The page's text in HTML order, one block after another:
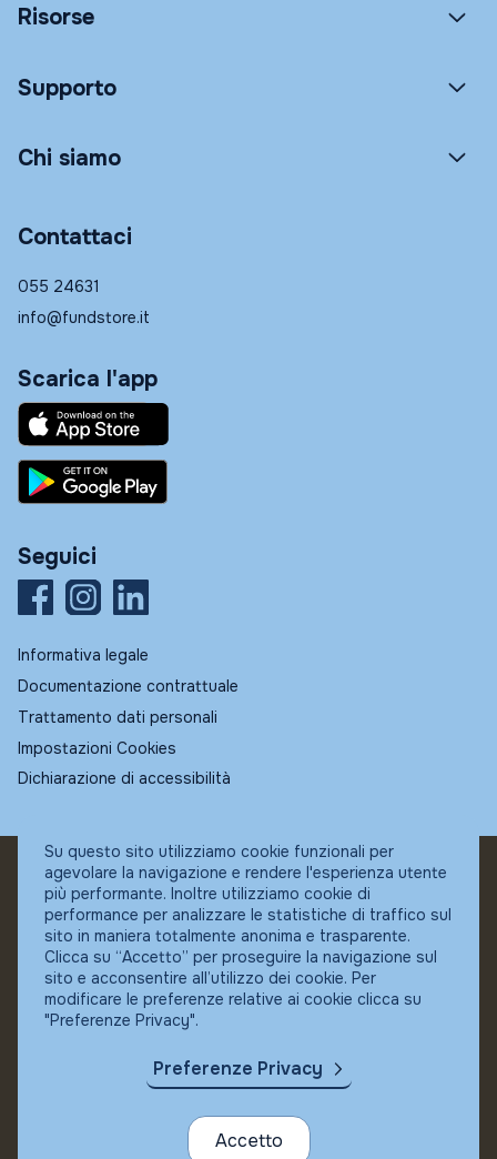
Risorse
Supporto
Chi siamo
Contattaci
055 24631
info@fundstore.it
Scarica l'app
Seguici
Informativa legale
Documentazione contrattuale
Trattamento dati personali
Impostazioni Cookies
Dichiarazione di accessibilità
© Fundstore
Collocatore autorizzato:
Banca Ifigest SpA
P.Iva: 04337180485
Su questo sito utilizziamo cookie funzionali per
agevolare la navigazione e rendere l'esperienza utente
più performante. Inoltre utilizziamo cookie di
performance per analizzare le statistiche di traffico sul
sito in maniera totalmente anonima e trasparente.
Clicca su “Accetto” per proseguire la navigazione sul
sito e acconsentire all’utilizzo dei cookie. Per
modificare le preferenze relative ai cookie clicca su
"Preferenze Privacy".
Preferenze Privacy
Accetto